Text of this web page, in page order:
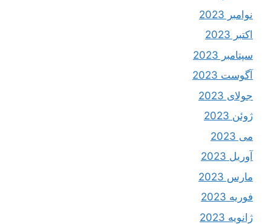
نوامبر 2023
اکتبر 2023
سپتامبر 2023
آگوست 2023
جولای 2023
ژوئن 2023
می 2023
آوریل 2023
مارس 2023
فوریه 2023
ژانویه 2023